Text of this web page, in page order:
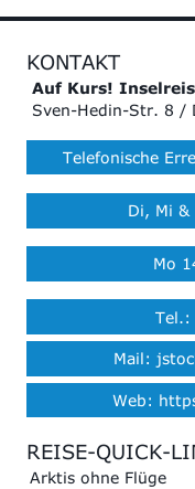
KONTAKT
Auf Kurs!
Sven-Hedin-Str. 8 /
Telefonische
Di, Mi
Mo
Tel.:
Mail:
Web:
REISE-QUICK-
Arktis ohne Flüge